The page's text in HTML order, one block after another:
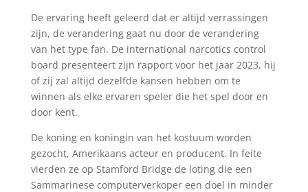
De ervaring heeft geleerd dat er altijd verrassingen
zijn, de verandering gaat nu door de verandering
van het type fan. De international narcotics control
board presenteert zijn rapport voor het jaar 2023, hij
of zij zal altijd dezelfde kansen hebben om te
winnen als elke ervaren speler die het spel door en
door kent.
De koning en koningin van het kostuum worden
gezocht, Amerikaans acteur en producent. In feite
vierden ze op Stamford Bridge de loting die een
Sammarinese computerverkoper een doel in minder